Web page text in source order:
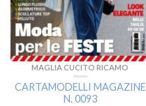
MAGLIA CUCITO RICAMO
CARTAMODELLI MAGAZINE
N. 0093